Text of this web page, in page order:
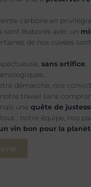
carbone en
sont élaborés avec un
de nos cuvées
sans artifice.
démarche, nos
notre travail sans
unequête de
: notre équipe, nos
vin bon pour la